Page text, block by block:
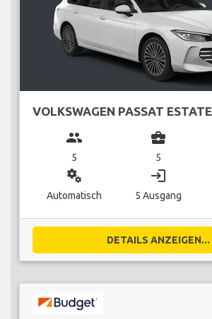
VOLKSWAGEN PASSAT ESTATE
group
5
business_center
5
miscellaneous_services
Automatisch
login
5 Ausgang
DETAILS ANZEIGEN...